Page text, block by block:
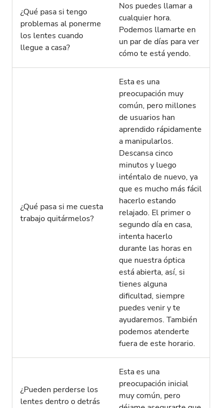
¿Qué pasa si tengo
problemas al ponerme
los lentes cuando
llegue a casa?
Nos puedes llamar a
cualquier hora.
Podemos llamarte en
un par de días para ver
cómo te está yendo.
¿Qué pasa si me cuesta
trabajo quitármelos?
Esta es una
preocupación muy
común, pero millones
de usuarios han
aprendido rápidamente
a manipularlos.
Descansa cinco
minutos y luego
inténtalo de nuevo, ya
que es mucho más fácil
hacerlo estando
relajado. El primer o
segundo día en casa,
intenta hacerlo
durante las horas en
que nuestra óptica
está abierta, así, si
tienes alguna
dificultad, siempre
puedes venir y te
ayudaremos. También
podemos atenderte
fuera de este horario.
¿Pueden perderse los
lentes dentro o detrás
Esta es una
preocupación inicial
muy común, pero